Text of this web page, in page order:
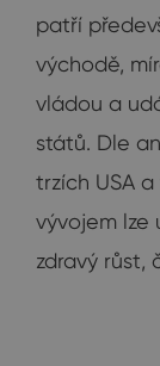
patří
východě,
vládou a
států. Dle
trzích USA
vývojem lze
zdravý růst,